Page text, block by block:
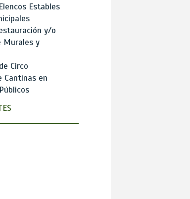
Estables
y/o
Murales y
Circo
Cantinas en